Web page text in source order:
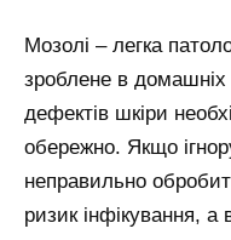
Мозолі – легка
зроблене в
дефектів шкіри
обережно. Якщо
неправильно
ризик інфікування,